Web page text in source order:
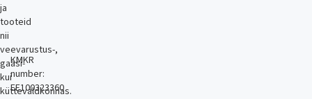
ja
tooteid
nii
veevarustus-,
gaasi-
kui
küttevaldkonnas.
KMKR
number:
EE100323360